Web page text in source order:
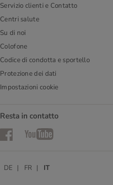
Servizio clienti e Contatto
Centri salute
Su di noi
Colofone
Codice di condotta e sportello
Protezione dei dati
Impostazioni cookie
Resta in contatto
FacebookYouTube
DE FR IT